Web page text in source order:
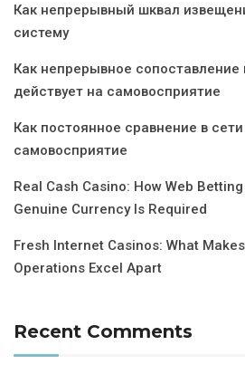
Как непрерывный шквал
систему
Как непрерывное сопоставление
действует на самовосприятие
Как постоянное сравнение в
самовосприятие
Real Cash Casino: How Web
Genuine Currency Is Required
Fresh Internet Casinos: What
Operations Excel Apart
Recent Comments